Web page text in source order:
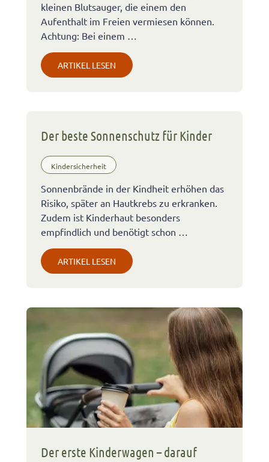
kleinen Blutsauger, die einem den
Aufenthalt im Freien vermiesen können.
Achtung: Bei einem …
ARTIKEL LESEN
Der beste Sonnenschutz für Kinder
Kindersicherheit
Sonnenbrände in der Kindheit erhöhen das
Risiko, später an Hautkrebs zu erkranken.
Zudem ist Kinderhaut besonders
empfindlich und benötigt schon …
ARTIKEL LESEN
Der erste Kinderwagen – darauf